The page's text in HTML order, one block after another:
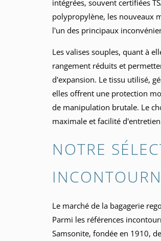
intégrées, souvent certifiées
polypropylène, les nouveaux
l'un des principaux
Les valises souples, quant à
rangement réduits et
d'expansion. Le tissu utilisé,
elles offrent une protection
de manipulation brutale. Le
maximale et facilité
NOTRE
Le marché de la bagagerie
Parmi les références
Samsonite, fondée en 1910,